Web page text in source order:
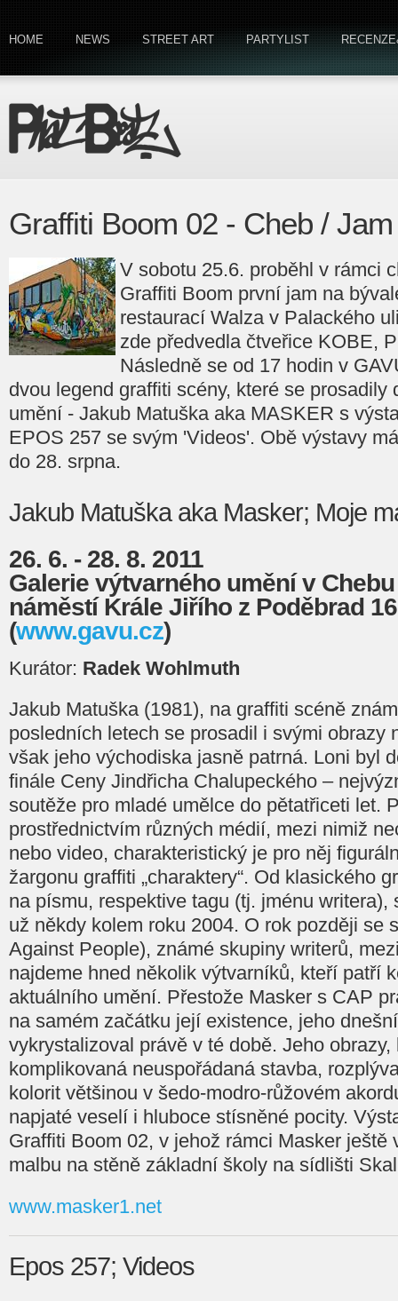
HOME NEWS STREET ART PARTYLIST
Graffiti Boom 02 - Cheb /
V sobotu 25.6. proběhl v rámci
Graffiti Boom první jam na
restaurací Walza v Palackého
zde předvedla čtveřice KOBE,
Následně se od 17 hodin v
dvou legend graffiti scény, které se prosadily
umění - Jakub Matuška aka MASKER s
EPOS 257 se svým 'Videos'. Obě výstavy
do 28. srpna.
Jakub Matuška aka Masker; Moje
26. 6. - 28. 8. 2011
Galerie výtvarného umění v
náměstí Krále Jiřího z Poděbrad
(www.gavu.cz)
Kurátor: Radek Wohlmuth
Jakub Matuška (1981), na graffiti scéně
posledních letech se prosadil i svými obrazy
však jeho východiska jasně patrná. Loni byl
finále Ceny Jindřicha Chalupeckého –
soutěže pro mladé umělce do pětatřiceti let.
prostřednictvím různých médií, mezi nimiž
nebo video, charakteristický je pro něj
žargonu graffiti „charaktery“. Od klasického
na písmu, respektive tagu (tj. jménu writera),
už někdy kolem roku 2004. O rok později se
Against People), známé skupiny writerů,
najdeme hned několik výtvarníků, kteří patří
aktuálního umění. Přestože Masker s CAP
na samém začátku její existence, jeho
vykrystalizoval právě v té době. Jeho
komplikovaná neuspořádaná stavba,
kolorit většinou v šedo-modro-růžovém
napjaté veselí i hluboce stísněné pocity.
Graffiti Boom 02, v jehož rámci Masker ještě
malbu na stěně základní školy na sídlišti
www.masker1.net
Epos 257; Videos